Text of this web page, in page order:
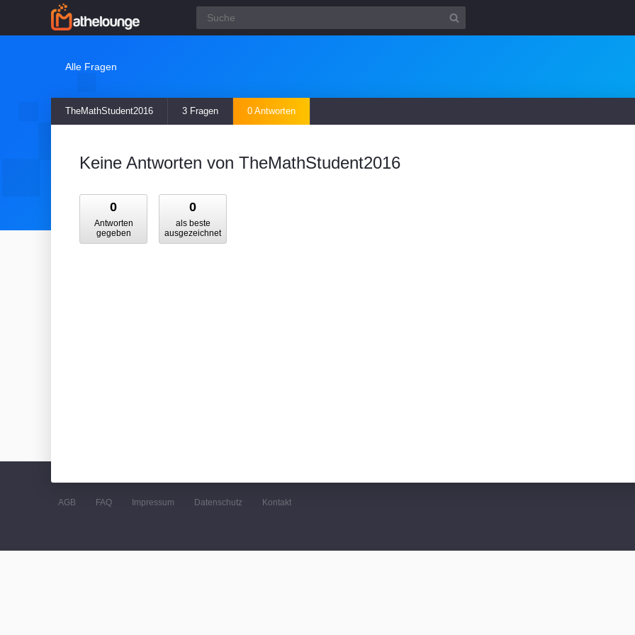
Alle Fragen
TheMathStudent2016 3 Fragen 0 Antworten
Keine Antworten von TheMathStudent2016
0
Antworten
gegeben
0
als beste
ausgezeichnet
AGB FAQ Impressum Datenschutz Kontakt